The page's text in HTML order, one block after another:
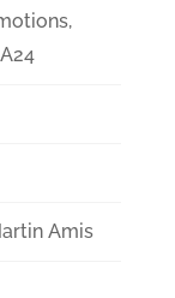
Amis